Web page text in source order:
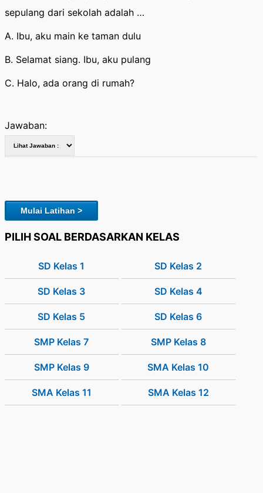
sepulang dari sekolah adalah …
A. Ibu, aku main ke taman dulu
B. Selamat siang. Ibu, aku pulang
C. Halo, ada orang di rumah?
Jawaban:
Mulai Latihan >
PILIH SOAL BERDASARKAN KELAS
SD Kelas 1 SD Kelas 2
SD Kelas 3 SD Kelas 4
SD Kelas 5 SD Kelas 6
SMP Kelas 7 SMP Kelas 8
SMP Kelas 9 SMA Kelas 10
SMA Kelas 11 SMA Kelas 12